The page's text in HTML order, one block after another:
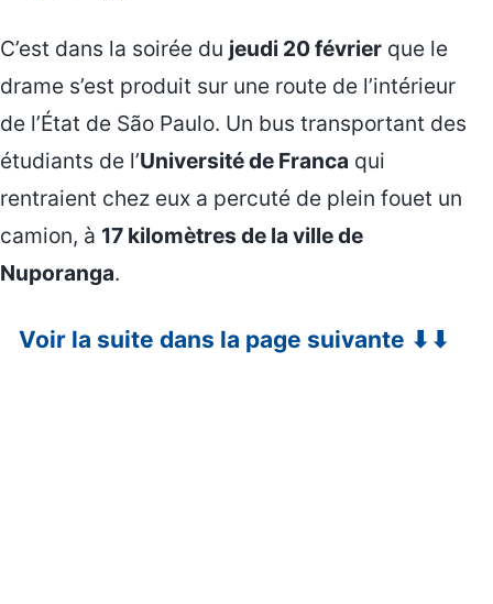
C’est dans la soirée du jeudi 20 février que le
drame s’est produit sur une route de l’intérieur
de l’État de São Paulo. Un bus transportant des
étudiants de l’Université de Franca qui
rentraient chez eux a percuté de plein fouet un
camion, à 17 kilomètres de la ville de
Nuporanga.
Voir la suite dans la page suivante ⬇⬇